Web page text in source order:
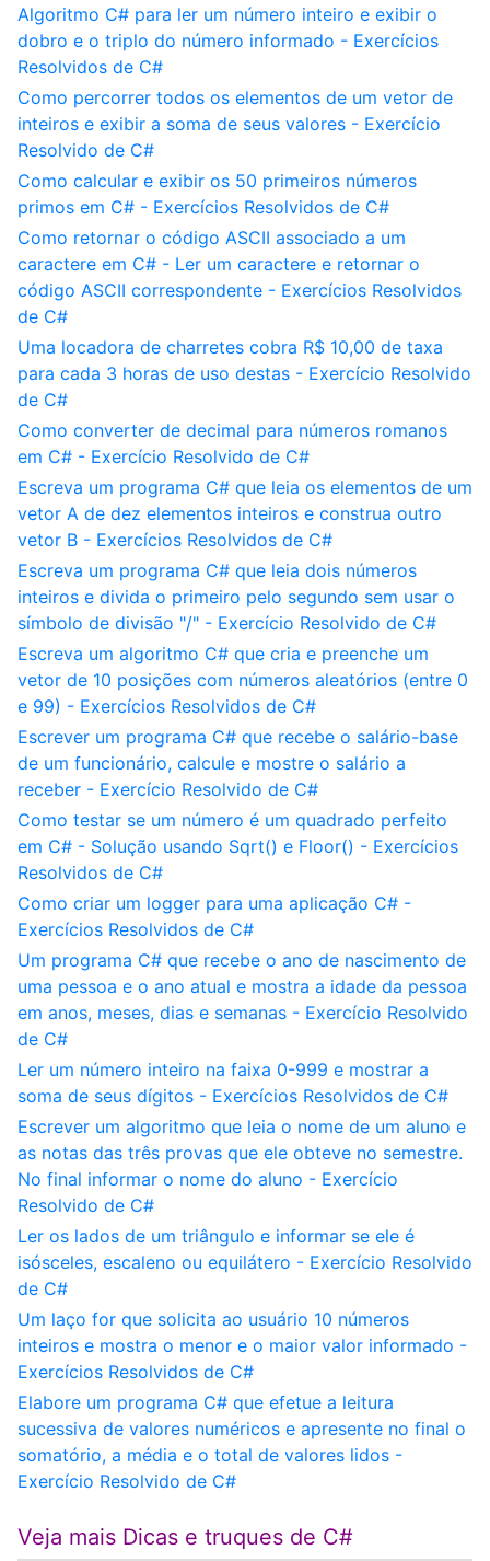
Algoritmo C# para ler um número inteiro e exibir o
dobro e o triplo do número informado - Exercícios
Resolvidos de C#
Como percorrer todos os elementos de um vetor de
inteiros e exibir a soma de seus valores - Exercício
Resolvido de C#
Como calcular e exibir os 50 primeiros números
primos em C# - Exercícios Resolvidos de C#
Como retornar o código ASCII associado a um
caractere em C# - Ler um caractere e retornar o
código ASCII correspondente - Exercícios Resolvidos
de C#
Uma locadora de charretes cobra R$ 10,00 de taxa
para cada 3 horas de uso destas - Exercício Resolvido
de C#
Como converter de decimal para números romanos
em C# - Exercício Resolvido de C#
Escreva um programa C# que leia os elementos de um
vetor A de dez elementos inteiros e construa outro
vetor B - Exercícios Resolvidos de C#
Escreva um programa C# que leia dois números
inteiros e divida o primeiro pelo segundo sem usar o
símbolo de divisão "/" - Exercício Resolvido de C#
Escreva um algoritmo C# que cria e preenche um
vetor de 10 posições com números aleatórios (entre 0
e 99) - Exercícios Resolvidos de C#
Escrever um programa C# que recebe o salário-base
de um funcionário, calcule e mostre o salário a
receber - Exercício Resolvido de C#
Como testar se um número é um quadrado perfeito
em C# - Solução usando Sqrt() e Floor() - Exercícios
Resolvidos de C#
Como criar um logger para uma aplicação C# -
Exercícios Resolvidos de C#
Um programa C# que recebe o ano de nascimento de
uma pessoa e o ano atual e mostra a idade da pessoa
em anos, meses, dias e semanas - Exercício Resolvido
de C#
Ler um número inteiro na faixa 0-999 e mostrar a
soma de seus dígitos - Exercícios Resolvidos de C#
Escrever um algoritmo que leia o nome de um aluno e
as notas das três provas que ele obteve no semestre.
No final informar o nome do aluno - Exercício
Resolvido de C#
Ler os lados de um triângulo e informar se ele é
isósceles, escaleno ou equilátero - Exercício Resolvido
de C#
Um laço for que solicita ao usuário 10 números
inteiros e mostra o menor e o maior valor informado -
Exercícios Resolvidos de C#
Elabore um programa C# que efetue a leitura
sucessiva de valores numéricos e apresente no final o
somatório, a média e o total de valores lidos -
Exercício Resolvido de C#
Veja mais Dicas e truques de C#